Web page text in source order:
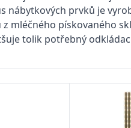
nábytkových prvků je
mléčného pískovaného
tolik potřebný